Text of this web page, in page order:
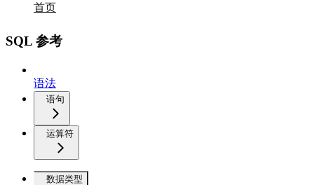
首页
SQL 参考
语法
语句
运算符
数据类型